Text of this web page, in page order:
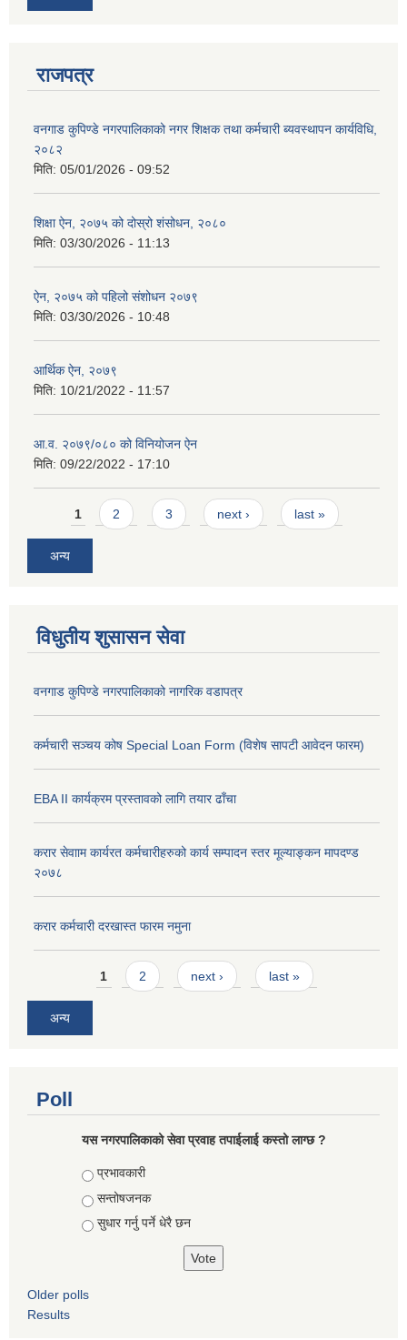
राजपत्र
वनगाड कुपिण्डे नगरपालिकाको नगर शिक्षक तथा कर्मचारी ब्यवस्थापन कार्यविधि,
२०८२
मिति: 05/01/2026 - 09:52
शिक्षा ऐन, २०७५ को दोस्रो शंसोधन, २०८०
मिति: 03/30/2026 - 11:13
ऐन, २०७५ को पहिलो संशोधन २०७९
मिति: 03/30/2026 - 10:48
आर्थिक ऐन, २०७९
मिति: 10/21/2022 - 11:57
आ.व. २०७९/०८० को विनियोजन ऐन
मिति: 09/22/2022 - 17:10
Pages
1 2 3 next › last »
अन्य
विधुतीय शुसासन सेवा
वनगाड कुपिण्डे नगरपालिकाको नागरिक वडापत्र
कर्मचारी सञ्चय कोष Special Loan Form (विशेष सापटी आवेदन फारम)
EBA II कार्यक्रम प्रस्तावको लागि तयार ढाँचा
करार सेवााम कार्यरत कर्मचारीहरुको कार्य सम्पादन स्तर मूल्याङ्कन मापदण्ड
२०७८
करार कर्मचारी दरखास्त फारम नमुना
Pages1 2 next › last »
अन्य
Poll
यस नगरपालिकाको सेवा प्रवाह तपाईलाई कस्तो लाग्छ ?
Choices
प्रभावकारी
सन्तोषजनक
सुधार गर्नु पर्ने धेरै छन
Older polls
Results